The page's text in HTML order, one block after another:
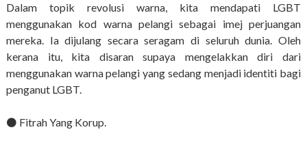
Dalam topik revolusi warna, kita mendapati LGBT
menggunakan kod warna pelangi sebagai imej perjuangan
mereka. Ia dijulang secara seragam di seluruh dunia. Oleh
kerana itu, kita disaran supaya mengelakkan diri dari
menggunakan warna pelangi yang sedang menjadi identiti bagi
penganut LGBT.
⚫️ Fitrah Yang Korup.